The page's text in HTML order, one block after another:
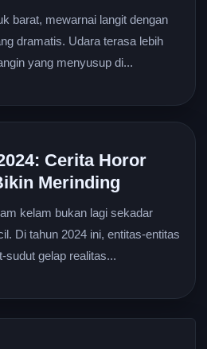
barat, mewarnai langit dengan
dramatis. Udara terasa lebih
yang menyusup di...
Cerita Horor
Merinding
kelam bukan lagi sekadar
Di tahun 2024 ini, entitas-entitas
sudut gelap realitas...